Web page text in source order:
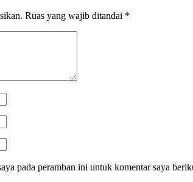
Ruas yang wajib ditandai *
pada peramban ini untuk komentar saya